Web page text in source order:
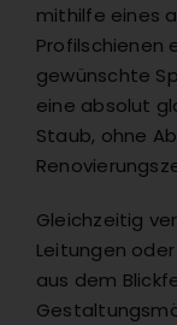
mithilfe eines
Profilschienen
gewünschte
eine absolut
Staub, ohne
Gleichzeitig
Leitungen
aus dem